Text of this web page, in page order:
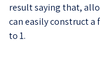
result saying that,
can easily construct
to 1.